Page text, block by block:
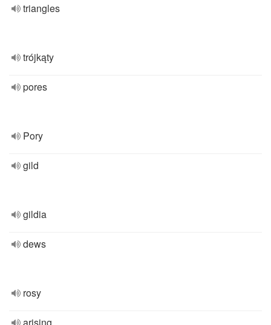
triangles
trójkąty
pores
Pory
gild
gildia
dews
rosy